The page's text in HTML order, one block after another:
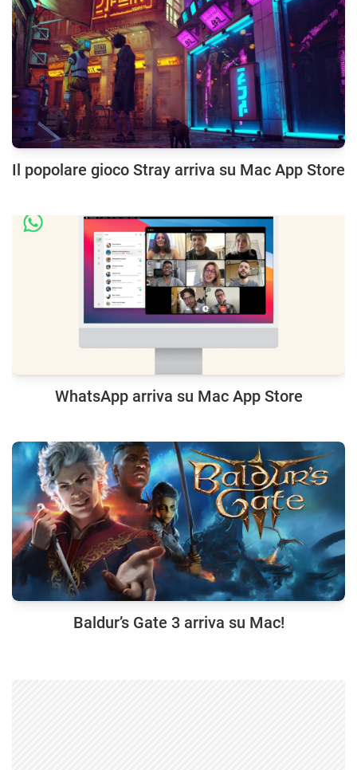
Il popolare gioco Stray arriva su Mac App Store
WhatsApp arriva su Mac App Store
Baldur’s Gate 3 arriva su Mac!